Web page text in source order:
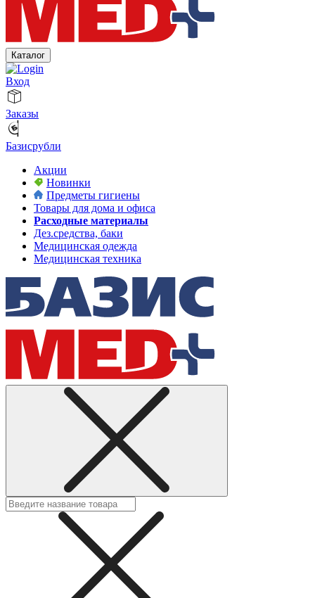
Каталог
Вход
Заказы
Базисрубли
Акции
Новинки
Предметы гигиены
Товары для дома и офиса
Расходные материалы
Дез.средства, баки
Медицинская одежда
Медицинская техника